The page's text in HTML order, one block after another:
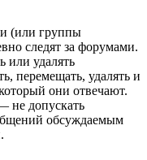
(или группы
следят за форумами.
или удалять
перемещать, удалять и
они отвечают.
не допускать
обсуждаемым